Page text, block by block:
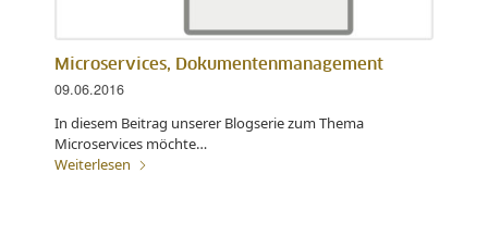
Microservices, Dokumentenmanagement
09.06.2016
In diesem Beitrag unserer Blogserie zum Thema
Microservices möchte…
Weiterlesen